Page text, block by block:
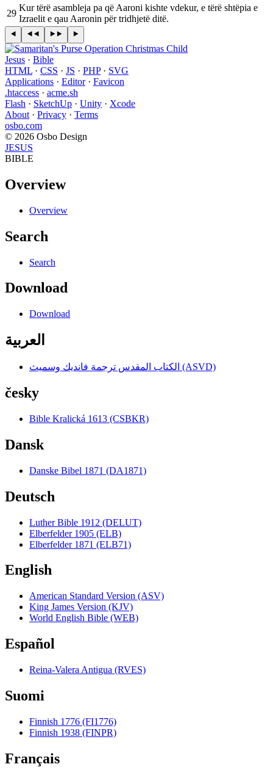
29
Kur tërë asambleja pa që Aaroni kishte vdekur, e tërë shtëpia e
Izraelit e qau Aaronin për tridhjetë ditë.
Jesus · Bible
HTML · CSS · JS · PHP· SVG
Applications · Editor· Favicon
.htaccess · acme.sh
Flash · SketchUp · Unity · Xcode
About · Privacy · Terms
osbo.com
© 2026 Osbo Design
JESUS
BIBLE
Overview
Overview
Search
Search
Download
Download
العربية
الكتاب المقدس ترجمة فانديك وسميث (ASVD)
česky
Bible Kralická 1613 (CSBKR)
Dansk
Danske Bibel 1871 (DA1871)
Deutsch
Luther Bible 1912 (DELUT)
Elberfelder 1905 (ELB)
Elberfelder 1871 (ELB71)
English
American Standard Version (ASV)
King James Version (KJV)
World English Bible (WEB)
Español
Reina-Valera Antigua (RVES)
Suomi
Finnish 1776 (FI1776)
Finnish 1938 (FINPR)
Français